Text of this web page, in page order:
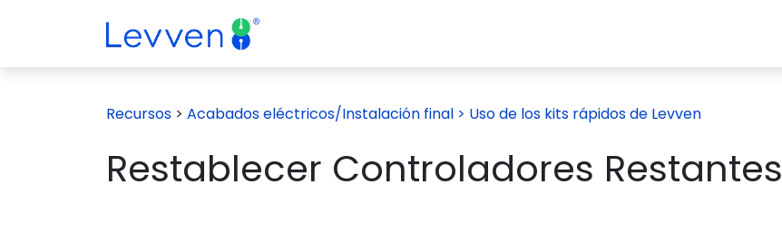
Recursos > Acabados eléctricos/Instalación final > Uso de los kits rápidos de Levven
Restablecer Controladores Restantes